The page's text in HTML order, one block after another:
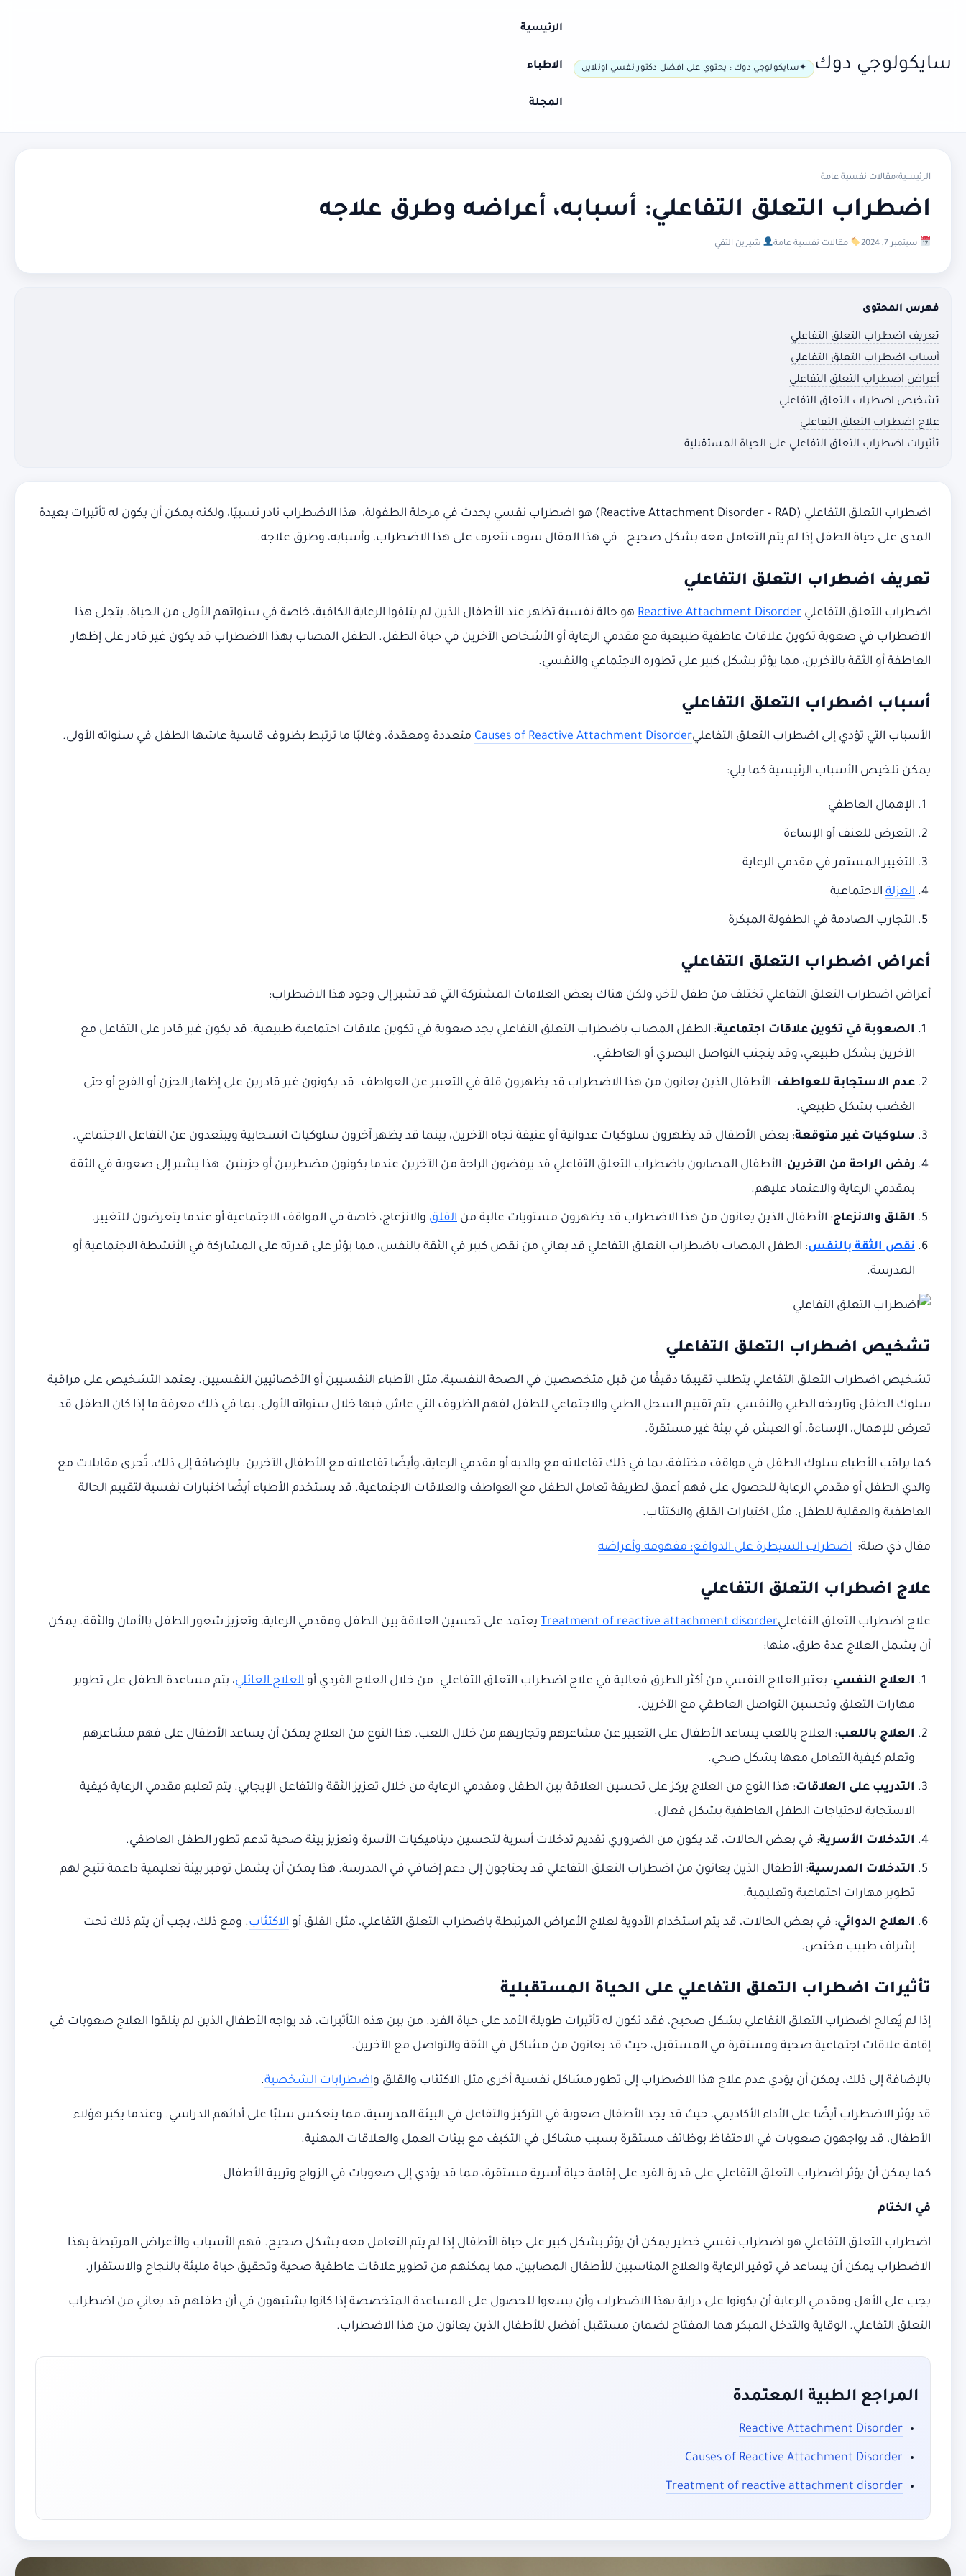
سايكولوجي دوك سايكولوجي دوك : يحتوي على افضل دكتور نفسي اونلاين
الرئيسية
الاطباء
المجلة
الرئيسية›مقالات نفسية عامة
اضطراب التعلق التفاعلي: أسبابه، أعراضه وطرق علاجه
سبتمبر 7, 2024 مقالات نفسية عامة شيرين التقي
فهرس المحتوى
تعريف اضطراب التعلق التفاعلي
أسباب اضطراب التعلق التفاعلي
أعراض اضطراب التعلق التفاعلي
تشخيص اضطراب التعلق التفاعلي
علاج اضطراب التعلق التفاعلي
تأثيرات اضطراب التعلق التفاعلي على الحياة المستقبلية
اضطراب التعلق التفاعلي (Reactive Attachment Disorder – RAD) هو اضطراب نفسي يحدث في مرحلة الطفولة، هذا الاضطراب نادر نسبيًا، ولكنه يمكن أن يكون له تأثيرات بعيدة
المدى على حياة الطفل إذا لم يتم التعامل معه بشكل صحيح. في هذا المقال سوف نتعرف على هذا الاضطراب، وأسبابه، وطرق علاجه.
تعريف اضطراب التعلق التفاعلي
اضطراب التعلق التفاعلي Reactive Attachment Disorder هو حالة نفسية تظهر عند الأطفال الذين لم يتلقوا الرعاية الكافية، خاصة في سنواتهم الأولى من الحياة. يتجلى هذا
الاضطراب في صعوبة تكوين علاقات عاطفية طبيعية مع مقدمي الرعاية أو الأشخاص الآخرين في حياة الطفل. الطفل المصاب بهذا الاضطراب قد يكون غير قادر على إظهار
العاطفة أو الثقة بالآخرين، مما يؤثر بشكل كبير على تطوره الاجتماعي والنفسي.
أسباب اضطراب التعلق التفاعلي
الأسباب التي تؤدي إلى اضطراب التعلق التفاعليCauses of Reactive Attachment Disorder متعددة ومعقدة، وغالبًا ما ترتبط بظروف قاسية عاشها الطفل في سنواته الأولى.
يمكن تلخيص الأسباب الرئيسية كما يلي:
الإهمال العاطفي
التعرض للعنف أو الإساءة
التغيير المستمر في مقدمي الرعاية
العزلة الاجتماعية
التجارب الصادمة في الطفولة المبكرة
أعراض اضطراب التعلق التفاعلي
أعراض اضطراب التعلق التفاعلي تختلف من طفل لآخر، ولكن هناك بعض العلامات المشتركة التي قد تشير إلى وجود هذا الاضطراب:
الصعوبة في تكوين علاقات اجتماعية: الطفل المصاب باضطراب التعلق التفاعلي يجد صعوبة في تكوين علاقات اجتماعية طبيعية. قد يكون غير قادر على التفاعل مع
الآخرين بشكل طبيعي، وقد يتجنب التواصل البصري أو العاطفي.
عدم الاستجابة للعواطف: الأطفال الذين يعانون من هذا الاضطراب قد يظهرون قلة في التعبير عن العواطف. قد يكونون غير قادرين على إظهار الحزن أو الفرح أو حتى
الغضب بشكل طبيعي.
سلوكيات غير متوقعة: بعض الأطفال قد يظهرون سلوكيات عدوانية أو عنيفة تجاه الآخرين، بينما قد يظهر آخرون سلوكيات انسحابية ويبتعدون عن التفاعل الاجتماعي.
رفض الراحة من الآخرين: الأطفال المصابون باضطراب التعلق التفاعلي قد يرفضون الراحة من الآخرين عندما يكونون مضطربين أو حزينين. هذا يشير إلى صعوبة في الثقة
بمقدمي الرعاية والاعتماد عليهم.
القلق والانزعاج: الأطفال الذين يعانون من هذا الاضطراب قد يظهرون مستويات عالية من القلق والانزعاج، خاصة في المواقف الاجتماعية أو عندما يتعرضون للتغيير.
نقص الثقة بالنفس: الطفل المصاب باضطراب التعلق التفاعلي قد يعاني من نقص كبير في الثقة بالنفس، مما يؤثر على قدرته على المشاركة في الأنشطة الاجتماعية أو
المدرسة.
تشخيص اضطراب التعلق التفاعلي
تشخيص اضطراب التعلق التفاعلي يتطلب تقييمًا دقيقًا من قبل متخصصين في الصحة النفسية، مثل الأطباء النفسيين أو الأخصائيين النفسيين. يعتمد التشخيص على مراقبة
سلوك الطفل وتاريخه الطبي والنفسي. يتم تقييم السجل الطبي والاجتماعي للطفل لفهم الظروف التي عاش فيها خلال سنواته الأولى، بما في ذلك معرفة ما إذا كان الطفل قد
تعرض للإهمال، الإساءة، أو العيش في بيئة غير مستقرة.
كما يراقب الأطباء سلوك الطفل في مواقف مختلفة، بما في ذلك تفاعلاته مع والديه أو مقدمي الرعاية، وأيضًا تفاعلاته مع الأطفال الآخرين. بالإضافة إلى ذلك، تُجرى مقابلات مع
والدي الطفل أو مقدمي الرعاية للحصول على فهم أعمق لطريقة تعامل الطفل مع العواطف والعلاقات الاجتماعية. قد يستخدم الأطباء أيضًا اختبارات نفسية لتقييم الحالة
العاطفية والعقلية للطفل، مثل اختبارات القلق والاكتئاب.
مقال ذي صلة: اضطراب السيطرة على الدوافع: مفهومه وأعراضه
علاج اضطراب التعلق التفاعلي
علاج اضطراب التعلق التفاعليTreatment of reactive attachment disorder يعتمد على تحسين العلاقة بين الطفل ومقدمي الرعاية، وتعزيز شعور الطفل بالأمان والثقة. يمكن
أن يشمل العلاج عدة طرق، منها:
العلاج النفسي: يعتبر العلاج النفسي من أكثر الطرق فعالية في علاج اضطراب التعلق التفاعلي. من خلال العلاج الفردي أو العلاج العائلي، يتم مساعدة الطفل على تطوير
مهارات التعلق وتحسين التواصل العاطفي مع الآخرين.
العلاج باللعب: العلاج باللعب يساعد الأطفال على التعبير عن مشاعرهم وتجاربهم من خلال اللعب. هذا النوع من العلاج يمكن أن يساعد الأطفال على فهم مشاعرهم
وتعلم كيفية التعامل معها بشكل صحي.
التدريب على العلاقات: هذا النوع من العلاج يركز على تحسين العلاقة بين الطفل ومقدمي الرعاية من خلال تعزيز الثقة والتفاعل الإيجابي. يتم تعليم مقدمي الرعاية كيفية
الاستجابة لاحتياجات الطفل العاطفية بشكل فعال.
التدخلات الأسرية: في بعض الحالات، قد يكون من الضروري تقديم تدخلات أسرية لتحسين ديناميكيات الأسرة وتعزيز بيئة صحية تدعم تطور الطفل العاطفي.
التدخلات المدرسية: الأطفال الذين يعانون من اضطراب التعلق التفاعلي قد يحتاجون إلى دعم إضافي في المدرسة. هذا يمكن أن يشمل توفير بيئة تعليمية داعمة تتيح لهم
تطوير مهارات اجتماعية وتعليمية.
العلاج الدوائي: في بعض الحالات، قد يتم استخدام الأدوية لعلاج الأعراض المرتبطة باضطراب التعلق التفاعلي، مثل القلق أو الاكتئاب. ومع ذلك، يجب أن يتم ذلك تحت
إشراف طبيب مختص.
تأثيرات اضطراب التعلق التفاعلي على الحياة المستقبلية
إذا لم يُعالج اضطراب التعلق التفاعلي بشكل صحيح، فقد تكون له تأثيرات طويلة الأمد على حياة الفرد. من بين هذه التأثيرات، قد يواجه الأطفال الذين لم يتلقوا العلاج صعوبات في
إقامة علاقات اجتماعية صحية ومستقرة في المستقبل، حيث قد يعانون من مشاكل في الثقة والتواصل مع الآخرين.
بالإضافة إلى ذلك، يمكن أن يؤدي عدم علاج هذا الاضطراب إلى تطور مشاكل نفسية أخرى مثل الاكتئاب والقلق واضطرابات الشخصية.
قد يؤثر الاضطراب أيضًا على الأداء الأكاديمي، حيث قد يجد الأطفال صعوبة في التركيز والتفاعل في البيئة المدرسية، مما ينعكس سلبًا على أدائهم الدراسي. وعندما يكبر هؤلاء
الأطفال، قد يواجهون صعوبات في الاحتفاظ بوظائف مستقرة بسبب مشاكل في التكيف مع بيئات العمل والعلاقات المهنية.
كما يمكن أن يؤثر اضطراب التعلق التفاعلي على قدرة الفرد على إقامة حياة أسرية مستقرة، مما قد يؤدي إلى صعوبات في الزواج وتربية الأطفال.
في الختام
اضطراب التعلق التفاعلي هو اضطراب نفسي خطير يمكن أن يؤثر بشكل كبير على حياة الأطفال إذا لم يتم التعامل معه بشكل صحيح. فهم الأسباب والأعراض المرتبطة بهذا
الاضطراب يمكن أن يساعد في توفير الرعاية والعلاج المناسبين للأطفال المصابين، مما يمكنهم من تطوير علاقات عاطفية صحية وتحقيق حياة مليئة بالنجاح والاستقرار.
يجب على الأهل ومقدمي الرعاية أن يكونوا على دراية بهذا الاضطراب وأن يسعوا للحصول على المساعدة المتخصصة إذا كانوا يشتبهون في أن طفلهم قد يعاني من اضطراب
التعلق التفاعلي. الوقاية والتدخل المبكر هما المفتاح لضمان مستقبل أفضل للأطفال الذين يعانون من هذا الاضطراب.
المراجع الطبية المعتمدة
Reactive Attachment Disorder
Causes of Reactive Attachment Disorder
Treatment of reactive attachment disorder